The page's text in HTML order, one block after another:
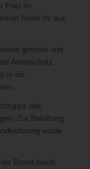
Frau im
hinter ihr aus
gerettet und
Atemschutz
in die
das
Zur Belüftung
wurde
Brand rasch